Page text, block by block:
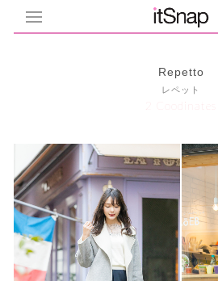
Repetto
レペット
2 Coodinates